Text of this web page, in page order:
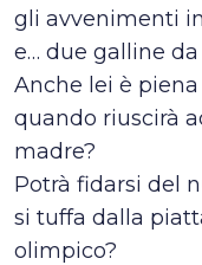
gli avvenimenti
e… due galline
Anche lei è
quando riuscirà
madre?
Potrà fidarsi del
si tuffa dalla
olimpico?